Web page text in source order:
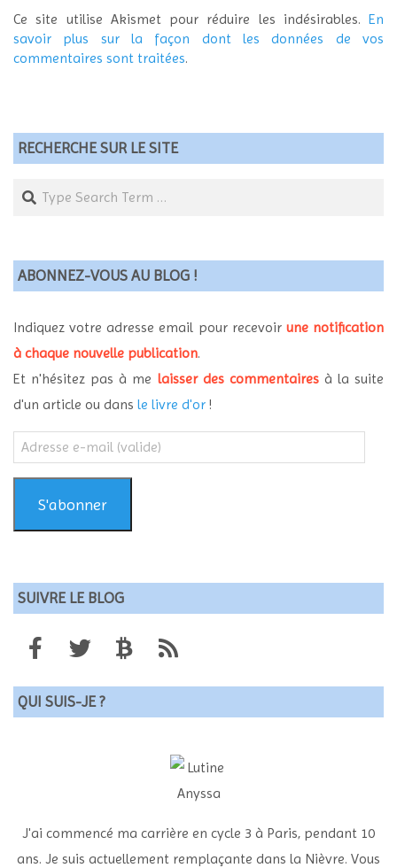
Ce site utilise Akismet pour réduire les indésirables. En
savoir plus sur la façon dont les données de vos
commentaires sont traitées.
RECHERCHE SUR LE SITE
Search
ABONNEZ-VOUS AU BLOG !
Indiquez votre adresse email pour recevoir une notification
à chaque nouvelle publication.
Et n'hésitez pas à me laisser des commentairesà la suite
d'un article ou dans le livre d'or !
Adresse
e-
mail
(valide)S'abonner
SUIVRE LE BLOG
QUI SUIS-JE ?
J'ai commencé ma carrière en cycle 3 à Paris, pendant 10
ans. Je suis actuellement remplaçante dans la Nièvre. Vous